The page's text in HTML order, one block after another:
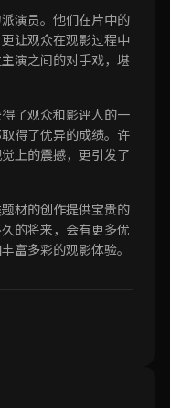
演员。他们在片中的
让观众在观影过程中
演之间的对手戏，堪
了观众和影评人的一
得了优异的成绩。许
上的震撼，更引发了
材的创作提供宝贵的
的将来，会有更多优
富多彩的观影体验。